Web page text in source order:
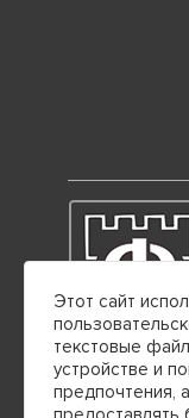
Общество с
197022, г.
Этот сайт
текстовые
устройстве и
предпочтения,